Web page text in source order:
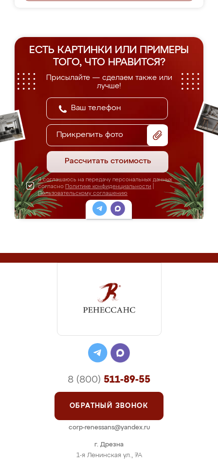
ЕСТЬ КАРТИНКИ ИЛИ ПРИМЕРЫ
ТОГО, ЧТО НРАВИТСЯ?
Присылайте — сделаем также или
лучше!
Прикрепить фото
Рассчитать стоимость
Я соглашаюсь на передачу персональных данных
согласно Политике конфиденциальности
Пользовательскому соглашению
г. Дрезна
1-я Ленинская ул., 7А
8 (800) 511-89-55
ОБРАТНЫЙ ЗВОНОК
corp-renessans@yandex.ru